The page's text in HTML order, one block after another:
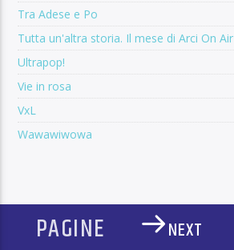
Tra Adese e Po
Tutta un'altra storia. Il mese di Arci On Air
Ultrapop!
Vie in rosa
VxL
Wawawiwowa
PAGINE NEXT